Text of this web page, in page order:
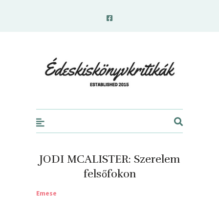
JODI MCALISTER: Szerelem
felsőfokon
Emese